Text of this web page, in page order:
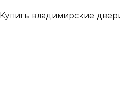
Купить владимирские